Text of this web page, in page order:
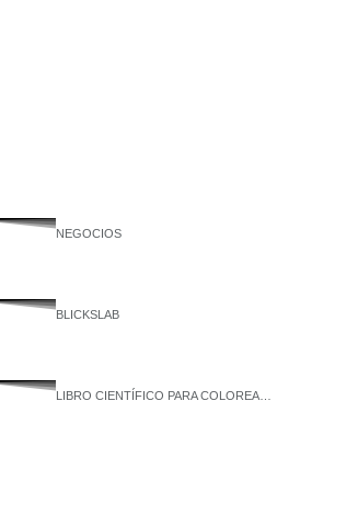
NEGOCIOS
BLICKSLAB
LIBRO CIENTÍFICO PARA COLOREA…